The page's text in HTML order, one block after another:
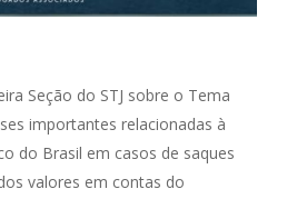
Seção do STJ sobre o Tema
importantes relacionadas à
do Brasil em casos de saques
valores em contas do